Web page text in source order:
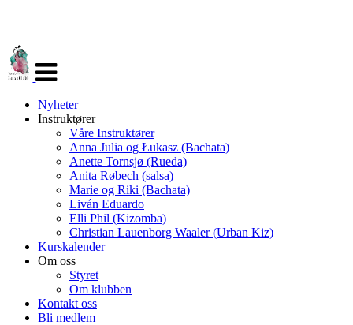
navigasjon
Nyheter
Instruktører
Våre Instruktører
Anna Julia og Łukasz (Bachata)
Anette Tornsjø (Rueda)
Anita Røbech (salsa)
Marie og Riki (Bachata)
Liván Eduardo
Elli Phil (Kizomba)
Christian Lauenborg Waaler (Urban Kiz)
Kurskalender
Om oss
Styret
Om klubben
Kontakt oss
Bli medlem